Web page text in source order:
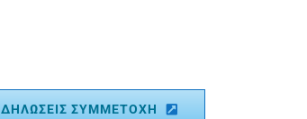
ΔΗΛΏΣΕΙΣ ΣΥΜΜΕΤΟΧΉ